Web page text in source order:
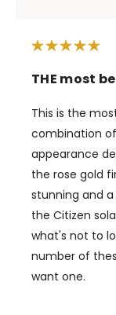
THE most
This is the
combination
appearance
the rose gold
stunning and
the Citizen
what's not to
number of
want one.